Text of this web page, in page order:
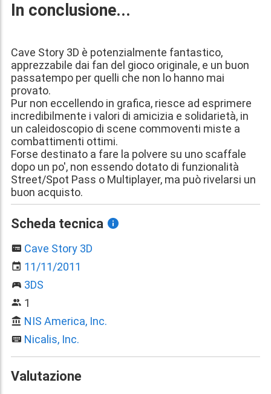
In conclusione...
Cave Story 3D è potenzialmente fantastico,
apprezzabile dai fan del gioco originale, e un buon
passatempo per quelli che non lo hanno mai
provato.
Pur non eccellendo in grafica, riesce ad esprimere
incredibilmente i valori di amicizia e solidarietà, in
un caleidoscopio di scene commoventi miste a
combattimenti ottimi.
Forse destinato a fare la polvere su uno scaffale
dopo un po', non essendo dotato di funzionalità
Street/Spot Pass o Multiplayer, ma può rivelarsi un
buon acquisto.
Scheda tecnica
Cave Story 3D
11/11/2011
3DS
1
NIS America, Inc.
Nicalis, Inc.
Valutazione